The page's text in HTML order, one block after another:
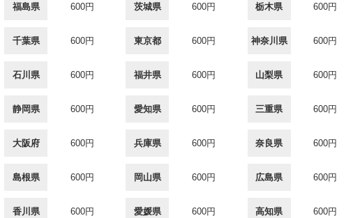
福島県 600円 茨城県 600円 栃木県 600円
千葉県 600円 東京都 600円 神奈川県 600円
石川県 600円 福井県 600円 山梨県 600円
静岡県 600円 愛知県 600円 三重県 600円
大阪府 600円 兵庫県 600円 奈良県 600円
島根県 600円 岡山県 600円 広島県 600円
香川県 600円 愛媛県 600円 高知県 600円